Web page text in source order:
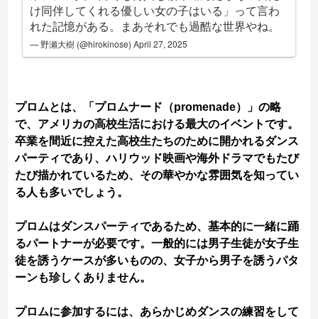
け同伴してくれる優しい女の子はいる」って言わ
れた記憶がある。まあそれでも過酷な世界やね。
— 野瀬大樹 (@hirokinose)April 27, 2025
プロムとは、「プロムナード（promenade）」の略
で、アメリカの高校生活における最大のイベントです。
卒業を間近に控えた高校生たちのために開かれるダンス
パーティであり、ハリウッド映画や海外ドラマでもたび
たび描かれているため、その華やかな雰囲気を知ってい
る人も多いでしょう。
プロムはダンスパーティであるため、基本的に一緒に踊
るパートナーが必要です。一般的には男子生徒が女子生
徒を誘うケースが多いものの、女子から男子を誘うパタ
ーンも珍しくありません。
プロムに参加するには、あらかじめダンスの練習をして